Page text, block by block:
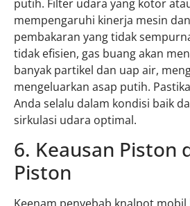
putih. Filter udara yang kotor
mempengaruhi kinerja mesin
pembakaran yang tidak
tidak efisien, gas buang akan
banyak partikel dan uap air,
mengeluarkan asap putih.
Anda selalu dalam kondisi baik
sirkulasi udara optimal.
6. Keausan Piston
Piston